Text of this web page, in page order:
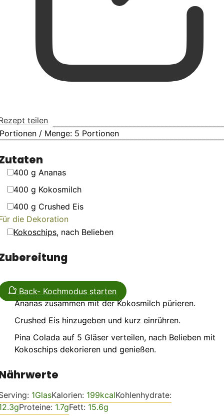
teilen
Portionen / Menge: 5 Portionen
▢
400 g Ananas
▢
400 g Kokosmilch
▢
400 g Crushed Eis
die Dekoration
▢
Kokoschips, nach Belieben
Back- Kochmodus starten
Ananas zusammen mit der Kokosmilch pürieren.
Crushed Eis hinzugeben und kurz einrühren.
Pina Colada auf 5 Gläser verteilen, nach Belieben mit
Kokoschips dekorieren und genießen.
1GlasKalorien: 199kcalKohlenhydrate:
gProteine: 1.7gFett: 15.6g